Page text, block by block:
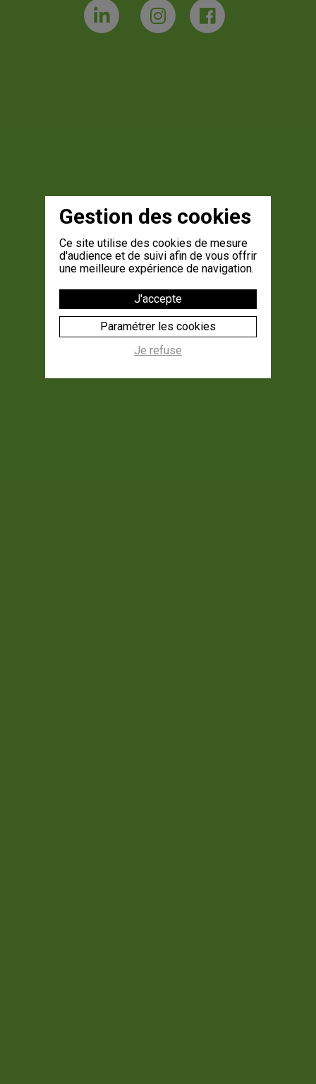
Gestion des cookies
Ce site utilise des cookies de mesure
d'audience et de suivi afin de vous offrir
une meilleure expérience de navigation.
J'accepte
Paramétrer les cookies
Je refuse